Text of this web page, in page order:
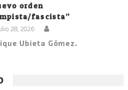
orden
fascista”
28, 2026
Ubieta Gómez.